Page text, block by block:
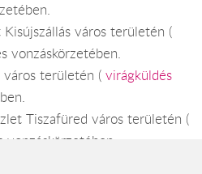
város területén (
vonzáskörzetében.
területén ( virágküldés
Tiszafüred város területén (
vonzáskörzetében.
város területén (